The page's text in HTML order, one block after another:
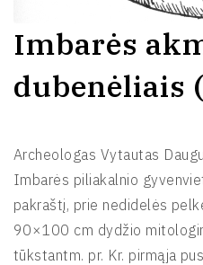
Imbarės
dubenėliais
Archeologas Vytautas
Imbarės piliakalnio
pakraštį, prie nedidelės
90×100 cm dydžio
tūkstantm. pr. Kr. pirmąja